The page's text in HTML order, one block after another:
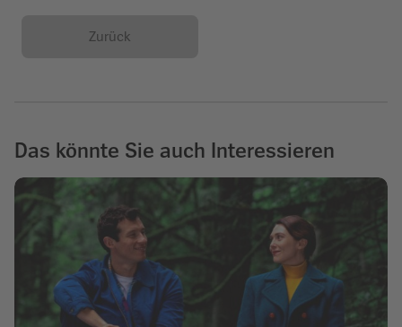
Zurück
Das könnte Sie auch Interessieren